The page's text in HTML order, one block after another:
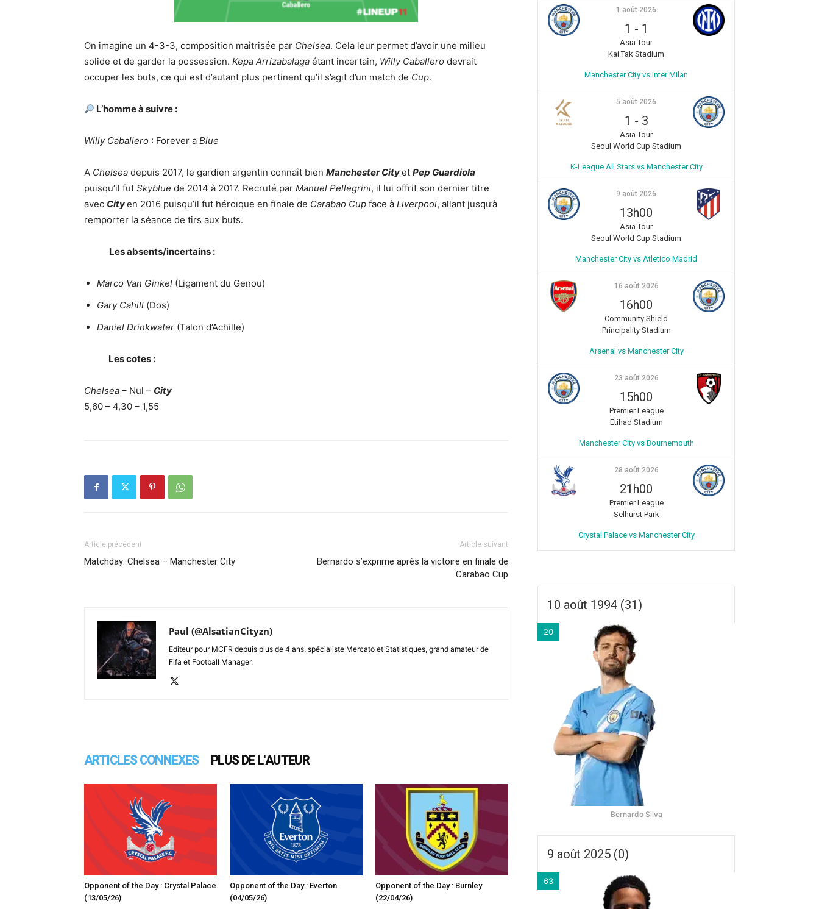
On imagine un 4-3-3, composition maîtrisée par Chelsea. Cela leur permet d’avoir une milieu
solide et de garder la possession. Kepa Arrizabalaga étant incertain, Willy Caballero devrait
occuper les buts, ce qui est d’autant plus pertinent qu’il s’agit d’un match de Cup.
L’homme à suivre :
Willy Caballero : Forever a Blue
A Chelsea depuis 2017, le gardien argentin connaît bien Manchester Cityet Pep Guardiola
puisqu’il fut Skyblue de 2014 à 2017. Recruté par Manuel Pellegrini, il lui offrit son dernier titre
avec Cityen 2016 puisqu’il fut héroïque en finale de Carabao Cup face à Liverpool, allant jusqu’à
remporter la séance de tirs aux buts.
Les absents/incertains :
Marco Van Ginkel (Ligament du Genou)
Gary Cahill (Dos)
Daniel Drinkwater (Talon d’Achille)
Les cotes :
Chelsea – Nul – City
5,60 – 4,30 – 1,55
Article précédent
Matchday: Chelsea – Manchester City
Article suivant
Bernardo s’exprime après la victoire en finale de
Carabao Cup
Paul (@AlsatianCityzn)
Editeur pour MCFR depuis plus de 4 ans, spécialiste Mercato et Statistiques, grand amateur de
Fifa et Football Manager.
ARTICLES CONNEXES PLUS DE L'AUTEUR
Opponent of the Day : Crystal Palace
(13/05/26)
Opponent of the Day : Everton
(04/05/26)
Opponent of the Day : Burnley
(22/04/26)
1 août 2026
1 - 1
Asia Tour
Kai Tak Stadium
Manchester City vs Inter Milan
5 août 2026
1 - 3
Asia Tour
Seoul World Cup Stadium
K-League All Stars vs Manchester City
9 août 2026
13h00
Asia Tour
Seoul World Cup Stadium
Manchester City vs Atletico Madrid
16 août 2026
16h00
Community Shield
Principality Stadium
Arsenal vs Manchester City
23 août 2026
15h00
Premier League
Etihad Stadium
Manchester City vs Bournemouth
28 août 2026
21h00
Premier League
Selhurst Park
Crystal Palace vs Manchester City
10 août 1994 (31)
20
Bernardo Silva
9 août 2025 (0)
63